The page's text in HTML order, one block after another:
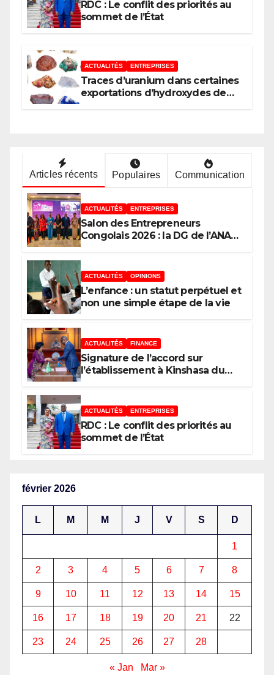
RDC : Le conflit des priorités au
sommet de l’État
ACTUALITÉS ENTREPRISES
Traces d’uranium dans certaines
exportations d’hydroxydes de
Articles récents Populaires Communication
ACTUALITÉS ENTREPRISES
Salon des Entrepreneurs
Congolais 2026 : la DG de l’ANAPI
l’ambition d’une RDC, destination
phare de l’investissement en
Afrique
ACTUALITÉS OPINIONS
L’enfance : un statut perpétuel et
non une simple étape de la vie
ACTUALITÉS FINANCE
Signature de l’accord sur
l’établissement à Kinshasa du
africaine–Nouveau Partenariat
pour le développement de
l’Afrique (AUDA-NEPAD)
ACTUALITÉS ENTREPRISES
RDC : Le conflit des priorités au
sommet de l’État
février 2026
L M M J V S D
1
2 3 4 5 6 7 8
9 10 11 12 13 14 15
16 17 18 19 20 21 22
23 24 25 26 27 28
« Jan Mar »